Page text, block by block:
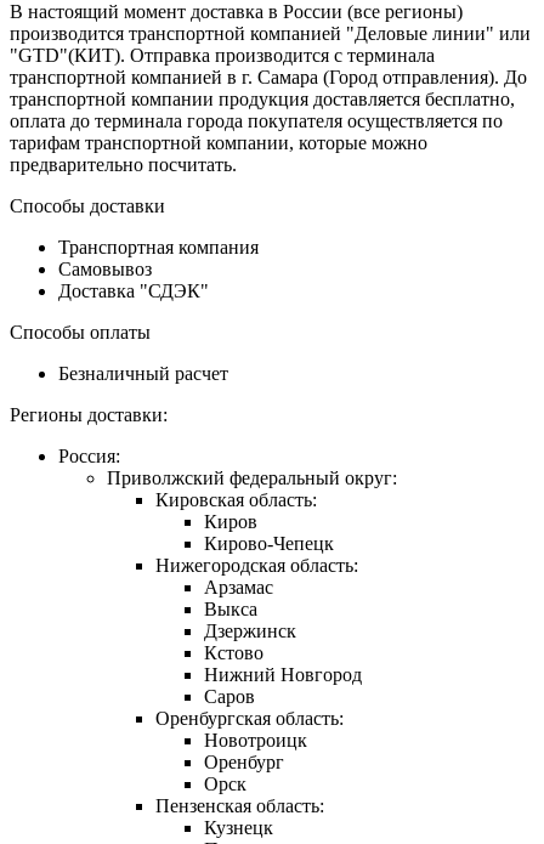
В настоящий момент доставка в России (все регионы)
производится транспортной компанией "Деловые линии" или
"GTD"(КИТ). Отправка производится с терминала
транспортной компанией в г. Самара (Город отправления). До
транспортной компании продукция доставляется бесплатно,
оплата до терминала города покупателя осуществляется по
тарифам транспортной компании, которые можно
предварительно посчитать.
Способы доставки
Транспортная компания
Самовывоз
Доставка "СДЭК"
Способы оплаты
Безналичный расчет
Регионы доставки:
Россия:
Приволжский федеральный округ:
Кировская область:
Киров
Кирово-Чепецк
Нижегородская область:
Арзамас
Выкса
Дзержинск
Кстово
Нижний Новгород
Саров
Оренбургская область:
Новотроицк
Оренбург
Орск
Пензенская область:
Кузнецк